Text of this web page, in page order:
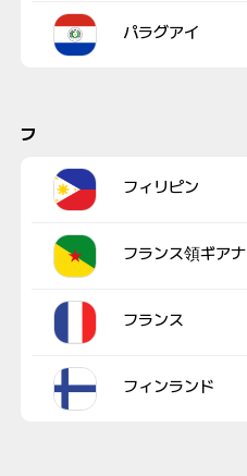
パラグアイ
フ
フィリピン
フランス領ギアナ
フランス
フィンランド